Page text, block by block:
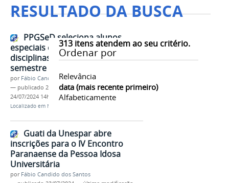
RESULTADO DA BUSCA
313itens atendem ao seu critério.
Ordenar por
Relevância
data (mais recente primeiro)
Alfabeticamente
PPGSeD seleciona alunos
especiais e ouvintes para
disciplinas eletivas no segundo
semestre
por Fábio Candido dos Santos
— publicado 24/07/2024 —última modificação
24/07/2024 14h41
Localizado em Notícias
Guati da Unespar abre
inscrições para o IV Encontro
Paranaense da Pessoa Idosa
Universitária
por Fábio Candido dos Santos